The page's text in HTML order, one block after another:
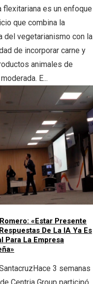
flexitariana es un enfoque
que combina la
del vegetarianismo con la
de incorporar carne y
animales de
E...
«Estar Presente
De La IA Ya Es
Para La Empresa
Hace 3 semanas